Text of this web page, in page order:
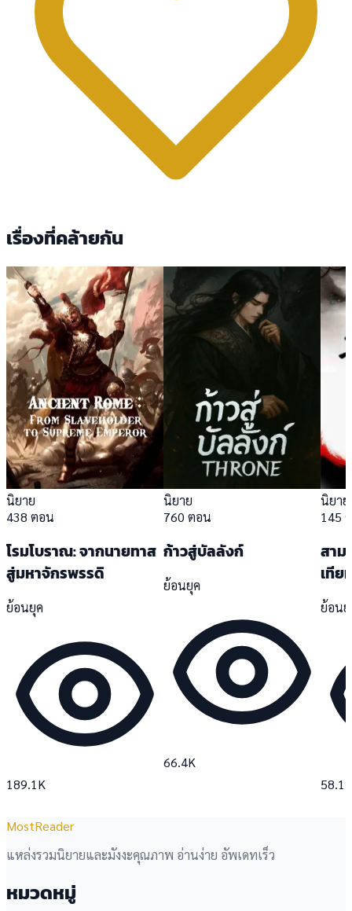
เรื่องที่คล้ายกัน
นิยาย
438 ตอน
โรมโบราณ: จากนายทาส
สู่มหาจักรพรรดิ
ย้อนยุค
189.1K
นิยาย
760 ตอน
ก้าวสู่บัลลังก์
ย้อนยุค
66.4K
นิยาย
145
สาม
เทีย
ย้อน
58.1K
MostReader
แหล่งรวมนิยายและมังงะคุณภาพ อ่านง่าย อัพเดทเร็ว
หมวดหมู่